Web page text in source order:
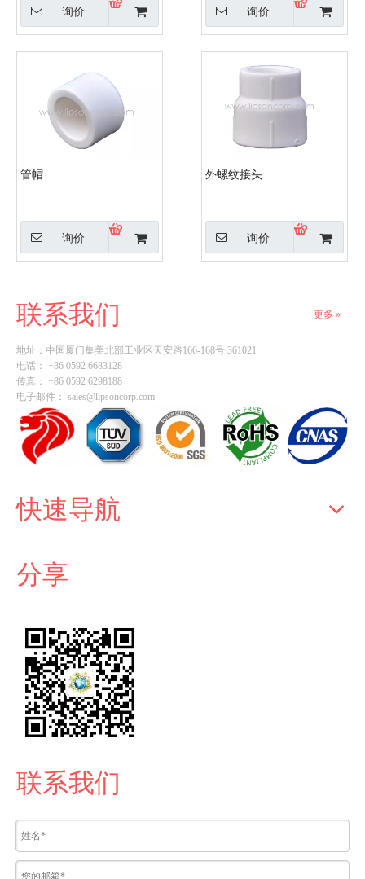
询价 询价
管帽
询价
外螺纹接头
询价
联系我们 更多 »
地址： 中国厦门集美北部工业区天安路166-168号 361021
电话： +86 0592 6683128
传真： +86 0592 6298188
电子邮件： sales@lipsoncorp.com
快速导航
分享
联系我们